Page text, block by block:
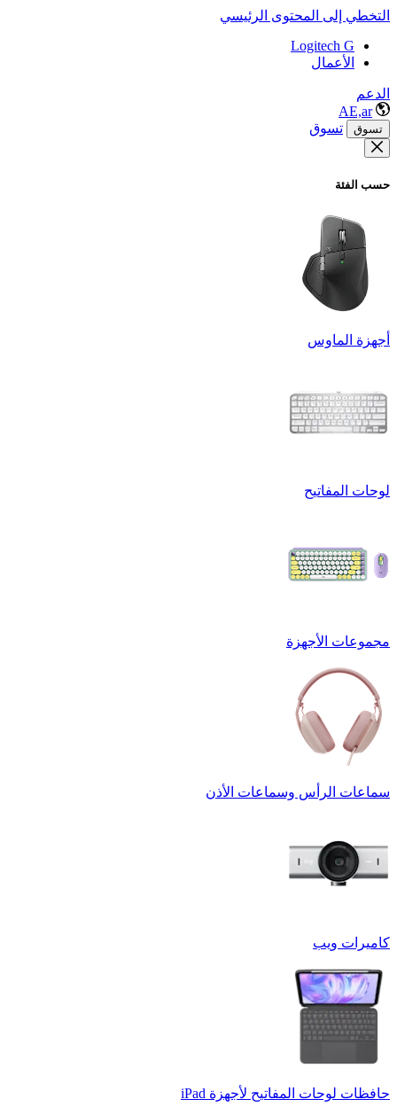
التخطي إلى المحتوى الرئيسي
Logitech G
الأعمال
الدعم
AE,ar
تسوق تسوق
حسب الفئة
أجهزة الماوس
لوحات المفاتيح
مجموعات الأجهزة
سماعات الرأس وسماعات الأذن
كاميرات ويب
حافظات لوحات المفاتيح لأجهزة ‏iPad